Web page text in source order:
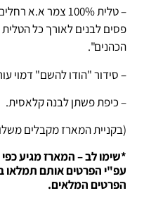
– טלית 100% צמר
פסים לבנים לאורך כל
הכהנים".
– סידור "הודו להשם" דמוי
– כיפת פשתן לבנה קלאסית.
(בקניית המארז מקבלים משלוח מתנה
*שימו לב – המארז מגיע
עפ"י הפרטים אותם תמלאו
הפרטים המלאים.